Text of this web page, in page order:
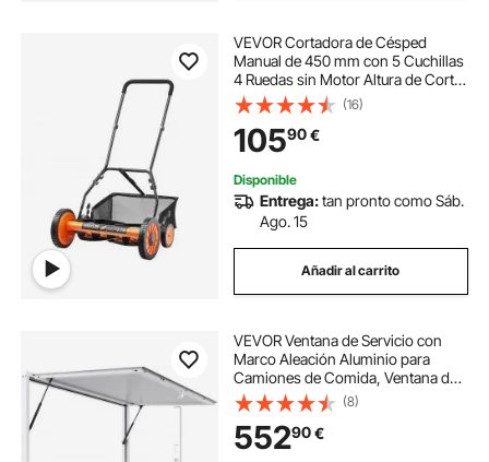
VEVOR Cortadora de Césped
Manual de 450 mm con 5 Cuchillas
4 Ruedas sin Motor Altura de Corte
Ajustable de 35 - 62 mm con Bolsa
Recolectora de Césped para,
Caminos de Acceso, Patios,
Jardines
(16)
10590€
Disponible
Entrega:tan pronto como Sáb.
Ago. 15
Añadir al carrito
VEVOR Ventana de Servicio con
Marco Aleación Aluminio para
Camiones de Comida, Ventana de
Servicio de hasta 85 Grados con
Toldo y Gancho de Arrastre,
Resistente a la Lluvia, 1552 x 943 x
80 mm
(8)
55290€